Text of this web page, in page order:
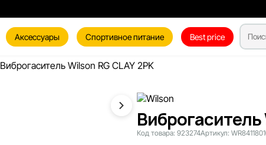
Аксессуары Спортивное питание Best price
Виброгаситель Wilson RG CLAY 2PK
Виброгаситель
Код товара: 923274Артикул: